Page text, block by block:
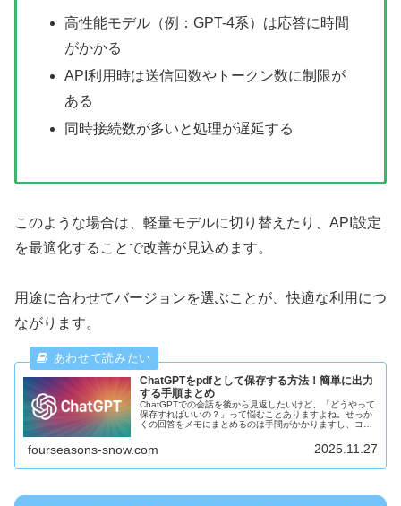
高性能モデル（例：GPT-4系）は応答に時間
がかかる
API利用時は送信回数やトークン数に制限が
ある
同時接続数が多いと処理が遅延する
このような場合は、軽量モデルに切り替えたり、API設定
を最適化することで改善が見込めます。
用途に合わせてバージョンを選ぶことが、快適な利用につ
ながります。
ChatGPTをpdfとして保存する方法！簡単に出力
する手順まとめ
ChatGPTでの会話を後から見返したいけど、「どうやって
保存すればいいの？」って悩むことありますよね。せっか
くの回答をメモにまとめるのは手間がかかりますし、コピ
fourseasons-snow.com 2025.11.27